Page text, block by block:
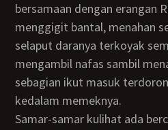
bersamaan dengan erangan
menggigit bantal, menahan
selaput daranya terkoyak
mengambil nafas sambil
sebagian ikut masuk
kedalam memeknya.
Samar-samar kulihat ada bercak merah yang